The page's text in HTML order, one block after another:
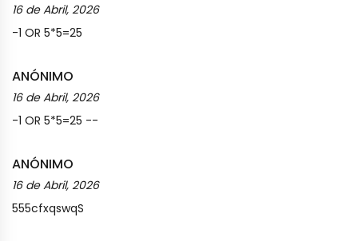
16 de Abril, 2026
-1 OR 5*5=25
ANÓNIMO
16 de Abril, 2026
-1 OR 5*5=25 --
ANÓNIMO
16 de Abril, 2026
555cfxqswqS